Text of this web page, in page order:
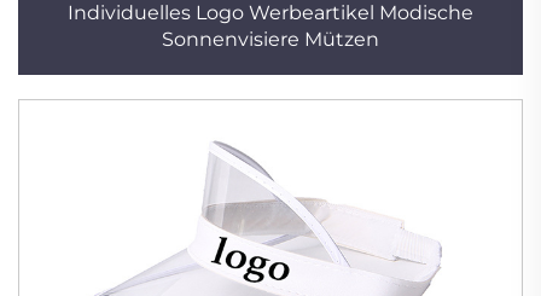
Individuelles Logo Werbeartikel Modische
Sonnenvisiere Mützen